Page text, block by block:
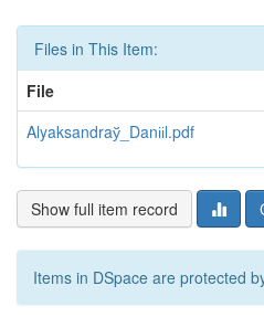
Files in This Item:
File
Alyaksandraў_Danііl.pdf
Show full item record
Items in DSpace are protected